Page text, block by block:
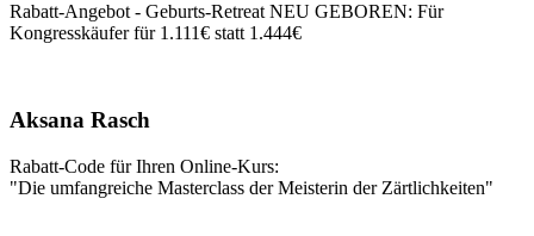
Rabatt-Angebot - Geburts-Retreat NEU GEBOREN: Für
Kongresskäufer für 1.111€ statt 1.444€
Aksana Rasch
Rabatt-Code für Ihren Online-Kurs:
"Die umfangreiche Masterclass der Meisterin der Zärtlichkeiten"